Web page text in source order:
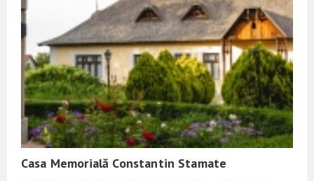
Casa Memorială Constantin Stamate